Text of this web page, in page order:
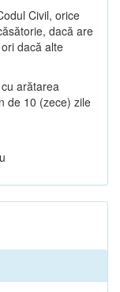
Civil, orice
dacă are
dacă alte
arătarea
de 10 (zece) zile